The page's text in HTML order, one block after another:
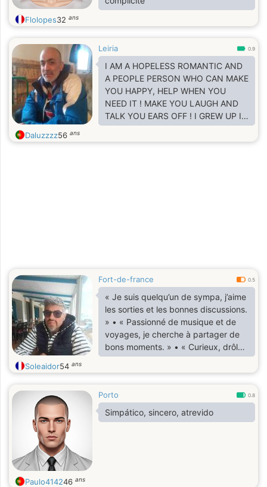
Flolopes32 ans
Leiria 0.9
I AM A HOPELESS ROMANTIC AND
A PEOPLE PERSON WHO CAN MAKE
YOU HAPPY, HELP WHEN YOU
NEED IT ! MAKE YOU LAUGH AND
TALK YOU EARS OFF ! I GREW UP IN
CANADA AND FIND MYSELF LIVING
A LIFE THAT MANY CAN ONLY
Daluzzzz56 ans
Fort-de-france 0.5
« Je suis quelqu’un de sympa, j’aime
les sorties et les bonnes discussions.
» •⁠ ⁠« Passionné de musique et de
voyages, je cherche à partager de
bons moments. » •⁠ ⁠« Curieux, drôle
et ouvert d’esprit, je cherche à
rencontrer quelqu’un de sincère. »
Soleaidor54 ans
Porto 0.8
Simpático, sincero, atrevido
Paulo414246 ans